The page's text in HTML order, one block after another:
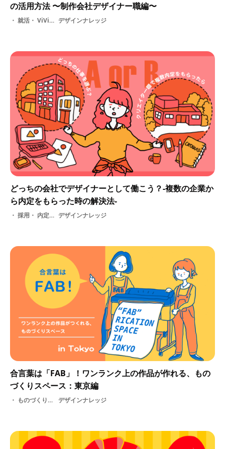
の活用方法 〜制作会社デザイナー職編〜
就活・ ViViViTの使い方 デザインナレッジ
どっちの会社でデザイナーとして働こう？-複数の企業か
ら内定をもらった時の解決法-
採用・ 内定選択・ 就活・ 新卒・ 内定承諾・ 内定者・ 内定辞退 デザインナレッジ
合言葉は「FAB」！ワンランク上の作品が作れる、もの
づくりスペース：東京編
ものづくりスペース・ 制作・ FAB・ カフェ・ 学ぶ・ 東京 デザインナレッジ